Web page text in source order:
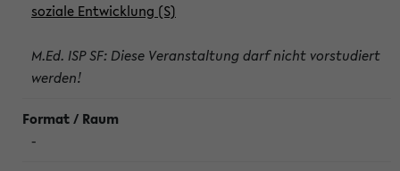
soziale Entwicklung (S)
M.Ed. ISP SF: Diese Veranstaltung darf nicht vorstudiert
werden!
-